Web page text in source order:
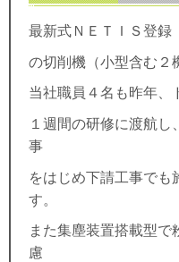
最新式ＮＥＴＩＳ登録
の切削機（小型含む２
当社職員４名も昨年、
１週間の研修に渡航し
事
をはじめ下請工事でも
す。
また集塵装置搭載型
慮